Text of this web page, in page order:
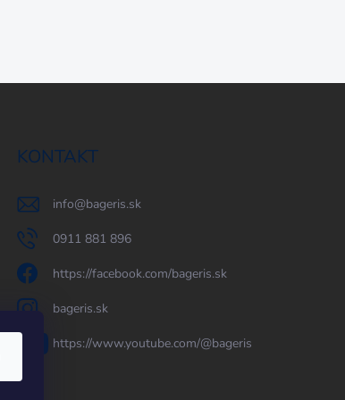
KONTAKT
info@bageris.sk
0911 881 896
https://facebook.com/bageris.sk
bageris.sk
https://www.youtube.com/@bageris